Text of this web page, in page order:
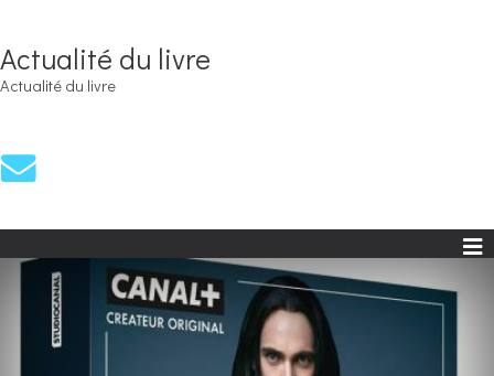
Actualité du livre
Actualité du livre